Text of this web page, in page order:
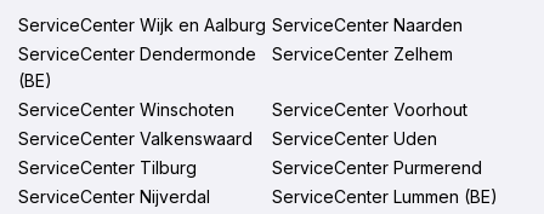
ServiceCenter Wijk en Aalburg ServiceCenter Naarden
ServiceCenter Dendermonde
(BE)
ServiceCenter Zelhem
ServiceCenter Winschoten
ServiceCenter Voorhout
ServiceCenter Valkenswaard
ServiceCenter Uden
ServiceCenter Tilburg
ServiceCenter Purmerend
ServiceCenter Nijverdal
ServiceCenter Lummen (BE)